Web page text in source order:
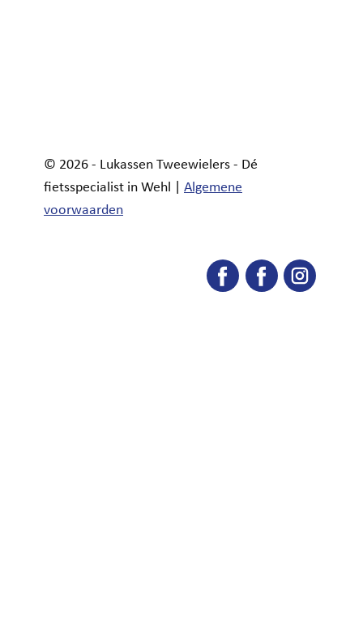
© 2026 - Lukassen Tweewielers - Dé
fietsspecialist in Wehl | Algemene
voorwaarden